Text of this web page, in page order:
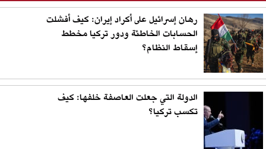
رهان إسرائيل على أكراد إيران: كيف أفشلت
الحسابات الخاطئة ودور تركيا مخطط
إسقاط النظام؟
الدولة التي جعلت العاصفة خلفها: كيف
تكسب تركيا؟